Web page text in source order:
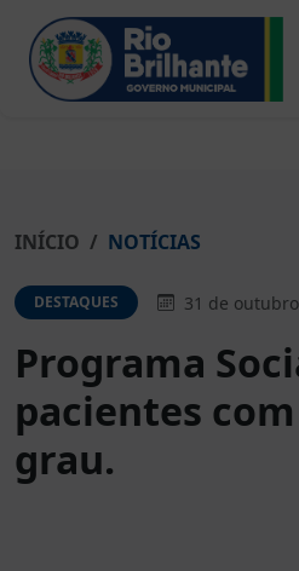
INÍCIO NOTÍCIAS
DESTAQUES 31 de
Programa
pacientes
grau.